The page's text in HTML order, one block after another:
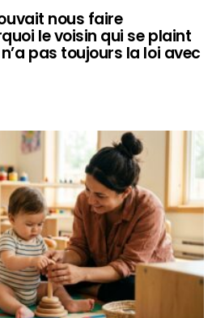
nous faire
le voisin qui se plaint
pas toujours la loi avec